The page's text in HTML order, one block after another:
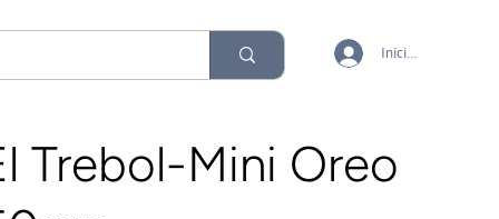
Iniciar sesión
Trebol-Mini Oreo